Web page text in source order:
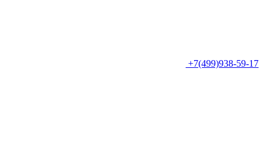
+7(499)938-59-17